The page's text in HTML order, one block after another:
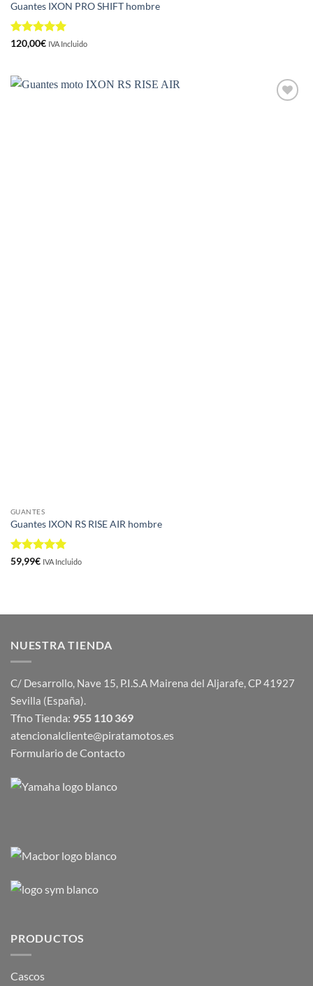
Guantes IXON PRO SHIFT hombre
Valorado
120,00€ IVA Incluido
GUANTES
Guantes IXON RS RISE AIR hombre
Valorado
59,99€ IVA Incluido
NUESTRA TIENDA
C/ Desarrollo, Nave 15, P.I.S.A Mairena del Aljarafe, CP 41927
Sevilla (España).
Tfno Tienda: 955 110 369
atencionalcliente@piratamotos.es
Formulario de Contacto
PRODUCTOS
Cascos